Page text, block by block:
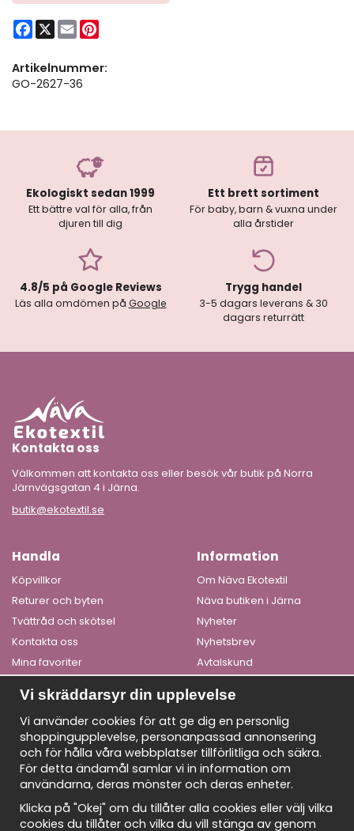
Facebook
X Email
Artikelnummer:
GO-2627-36
Ekologiskt sedan 1999
Ett bättre val för alla, från
djuren till dig
Ett brett sortiment
För baby, barn & vuxna under
alla årstider
4.8/5 på Google Reviews
Läs alla omdömen på Google
Trygg handel
3-5 dagars leverans & 30
dagars returrätt
Kontakta oss
Välkommen att kontakta oss eller besök vår butik på Norra
Järnvägsgatan 4 i Järna.
butik@ekotextil.se
Handla
Köpvillkor
Returer och byten
Tvättråd och skötsel
Kontakta oss
Mina favoriter
Information
Om Näva Ekotextil
Näva butiken i Järna
Nyheter
Nyhetsbrev
Avtalskund
Få våra bästa erbjudanden och nyheter!
De uppgifter du matar in kommer endast användas till våra
nyhetsbrev.
E-
Vi skräddarsyr din upplevelse
Vi använder cookies för att ge dig en personlig
shoppingupplevelse, personanpassad annonsering
och för hålla våra webbplatser tillförlitliga och säkra.
För detta ändamål samlar vi in information om
användarna, deras mönster och deras enheter.
Klicka på "Okej" om du tillåter alla cookies eller välj vilka
cookies du tillåter och vilka du vill stänga av genom